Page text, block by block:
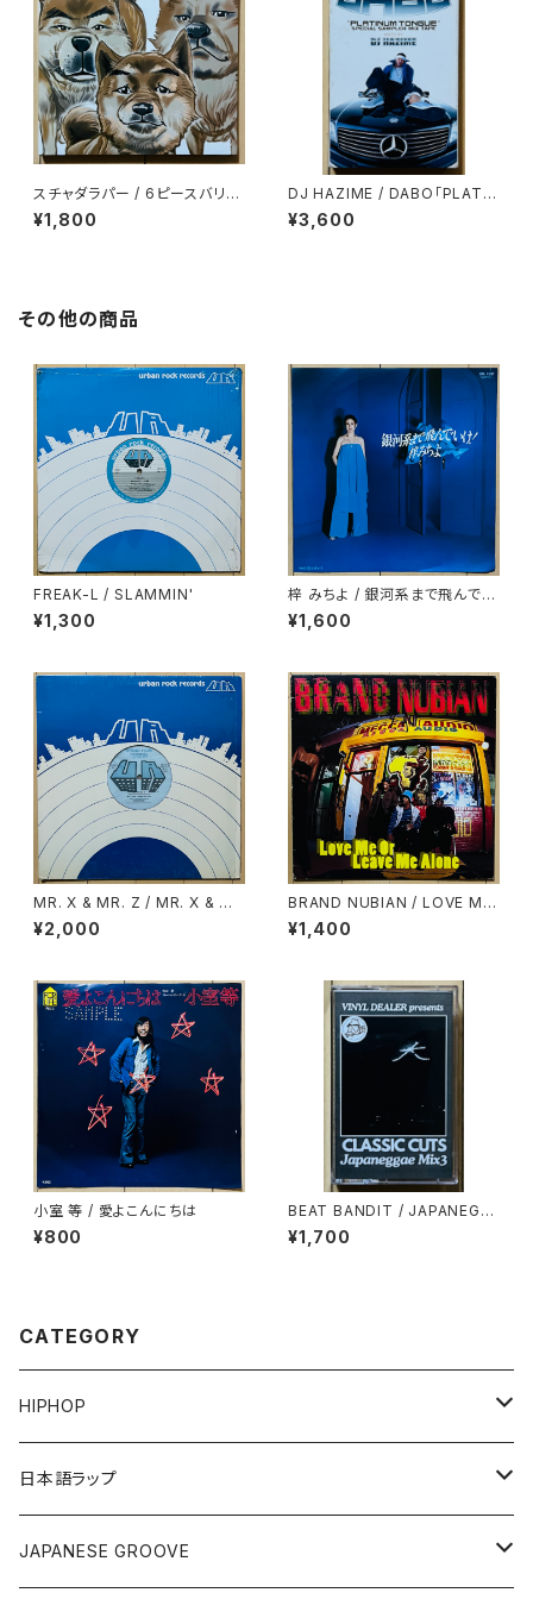
スチャダラパー / 6ピースバリュ
ーパック
¥1,800
DJ HAZIME / DABO「PLATIN
UM TONGUE」SPECIAL SA
MPLER MIXTAPE
¥3,600
その他の商品
FREAK-L / SLAMMIN'
¥1,300
梓 みちよ / 銀河系まで飛んでい
け！
¥1,600
MR. X & MR. Z / MR. X & M
R. Z DRINK OLD GOLD
¥2,000
BRAND NUBIAN / LOVE ME
OR LEAVE ME ALONE
¥1,400
小室 等 / 愛よこんにちは
¥800
BEAT BANDIT / JAPANEGG
AE MIX 3(CLASSIC CUTS)
¥1,700
CATEGORY
HIPHOP
12"/7"
80'S OLD SCHOOL
LP
日本語ラップ
12"/7"
JAPANESE GROOVE